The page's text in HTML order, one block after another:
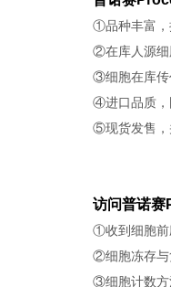
①品种丰富，
②在库人源细
③细胞在库传
④进口品质，
⑤现货发售，
访问普诺赛
①收到细胞前
②细胞冻存与
③细胞计数方